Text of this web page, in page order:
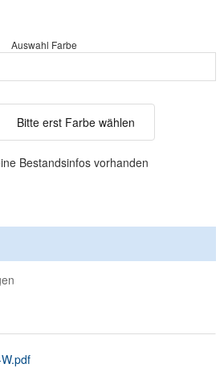
Auswahl Farbe
Bitte erst Farbe wählen
Bestandsinfos vorhanden